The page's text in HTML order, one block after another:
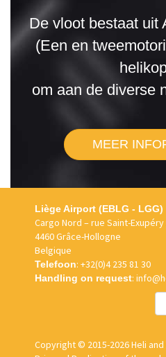
De vloot bestaat uit
(Een en
om aan de diverse
MEER
Liège Airport (EBLG - LGG)
Cargo Nord – rue Saint-
4460 Grâce-Hollogne
Belgique
Telefoon: +32(0)4 235 81 30
Handling on request:
Copyright© 2015-2026 Heli